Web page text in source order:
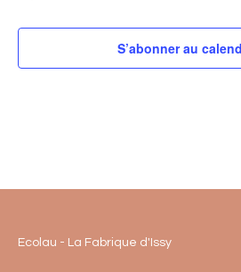
S’abonner au
Ecolau - La Fabrique d'Issy